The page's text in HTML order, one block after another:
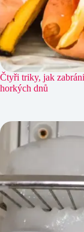
Čtyři triky, jak
horkých dnů